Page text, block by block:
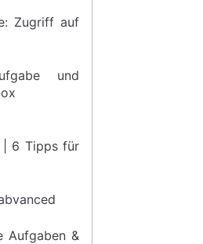
Zugriff auf
und
| 6 Tipps für
Aufgaben &